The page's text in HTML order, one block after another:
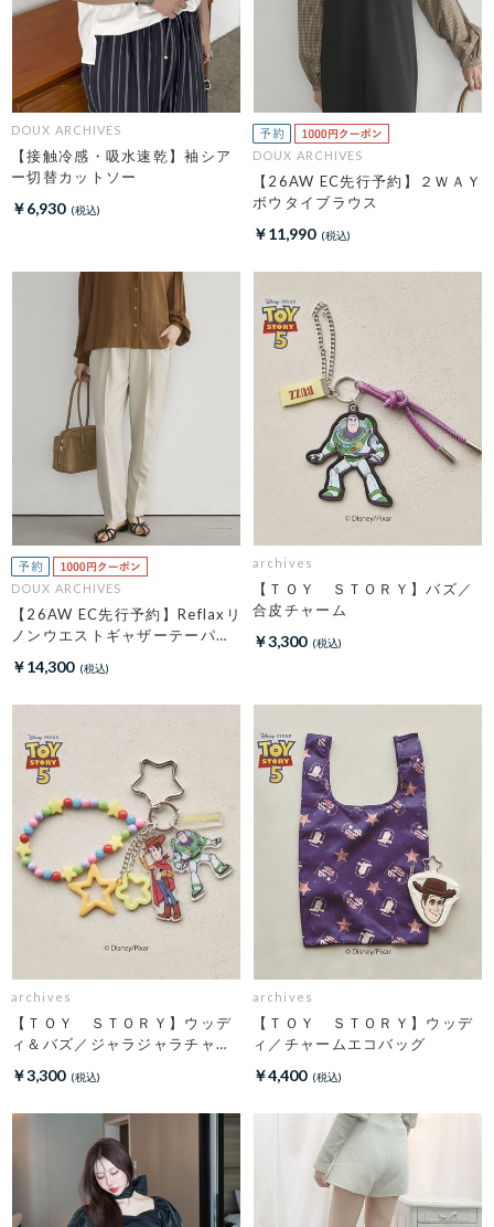
DOUX ARCHIVES
【接触冷感・吸水速乾】袖シア
ー切替カットソー
￥6,930
DOUX ARCHIVES
【26AW EC先行予約】２ＷＡＹ
ボウタイブラウス
￥11,990
DOUX ARCHIVES
【26AW EC先行予約】Reflaxリ
ノンウエストギャザーテーパー
ドパンツ
￥14,300
archives
【ＴＯＹ ＳＴＯＲＹ】バズ／
合皮チャーム
￥3,300
archives
【ＴＯＹ ＳＴＯＲＹ】ウッデ
ィ＆バズ／ジャラジャラチャー
￥3,300
archives
【ＴＯＹ ＳＴＯＲＹ】ウッデ
ィ／チャームエコバッグ
￥4,400